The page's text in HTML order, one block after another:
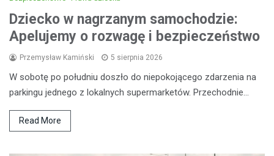
Dziecko w nagrzanym samochodzie:
Apelujemy o rozwagę i bezpieczeństwo
Przemysław Kamiński 5 sierpnia 2026
W sobotę po południu doszło do niepokojącego zdarzenia na
parkingu jednego z lokalnych supermarketów. Przechodnie…
Read More